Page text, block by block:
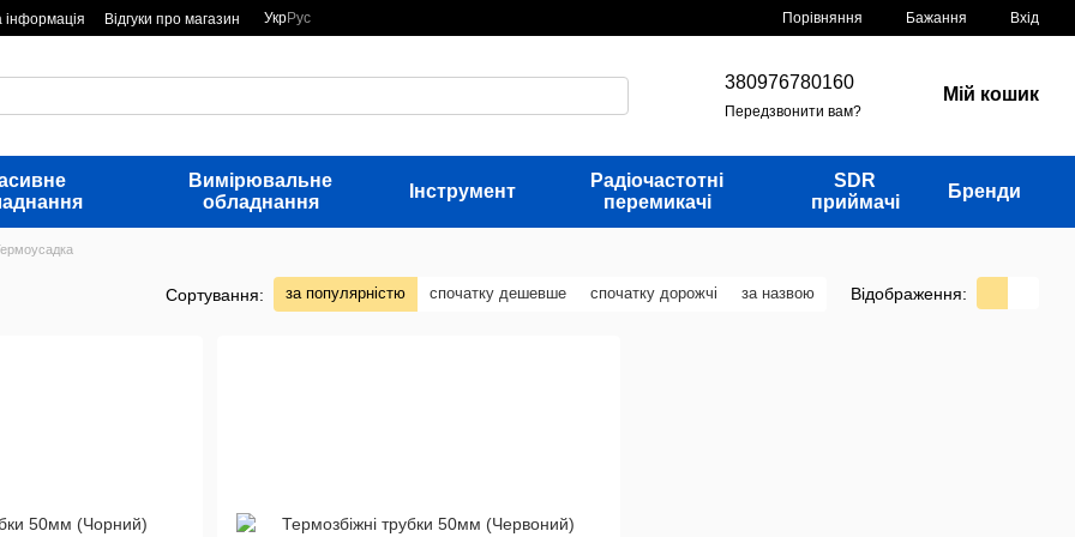
інформація Відгуки про магазин УкрРус Порівняння Бажання Вхід
380976780160
Передзвонити вам?
Мій кошик
Вимірювальне
обладнання
Інструмент
Радіочастотні
перемикачі
SDR
приймачі
Бренди
Сортування: за популярністю спочатку дешевше спочатку дорожчі за назвою Відображення: